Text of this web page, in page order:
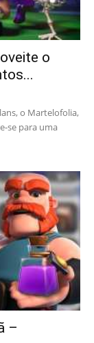
o
o Martelofolia,
se para uma
–